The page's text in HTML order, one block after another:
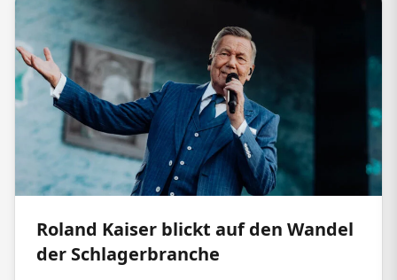
Roland Kaiser blickt auf den Wandel
der Schlagerbranche